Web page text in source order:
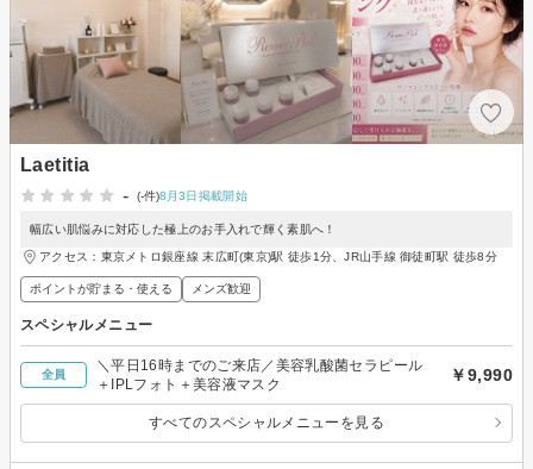
Laetitia
-
(-件)8月3日掲載開始
幅広い肌悩みに対応した極上のお手入れで輝く素肌へ！
アクセス：東京メトロ銀座線 末広町(東京)駅 徒歩1分、JR山手線 御徒町駅 徒歩8分
ポイントが貯まる・使える メンズ歓迎
スペシャルメニュー
全員
＼平日16時までのご来店／美容乳酸菌セラピール
＋IPLフォト＋美容液マスク
￥9,990
すべてのスペシャルメニューを見る